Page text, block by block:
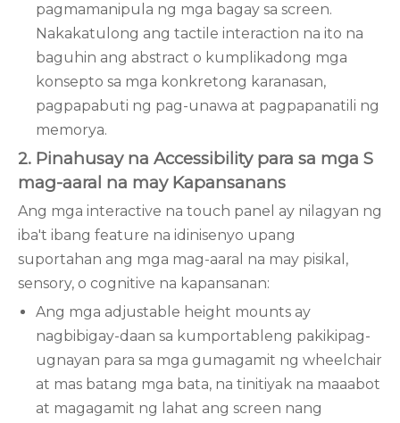
pagmamanipula ng mga bagay sa screen.
Nakakatulong ang tactile interaction na ito na
baguhin ang abstract o kumplikadong mga
konsepto sa mga konkretong karanasan,
pagpapabuti ng pag-unawa at pagpapanatili ng
memorya.
2. Pinahusay na Accessibility para sa mga S
mag-aaral na may Kapansanans
Ang mga interactive na touch panel ay nilagyan ng
iba't ibang feature na idinisenyo upang
suportahan ang mga mag-aaral na may pisikal,
sensory, o cognitive na kapansanan:
Ang mga adjustable height mounts ay
nagbibigay-daan sa kumportableng pakikipag-
ugnayan para sa mga gumagamit ng wheelchair
at mas batang mga bata, na tinitiyak na maaabot
at magagamit ng lahat ang screen nang